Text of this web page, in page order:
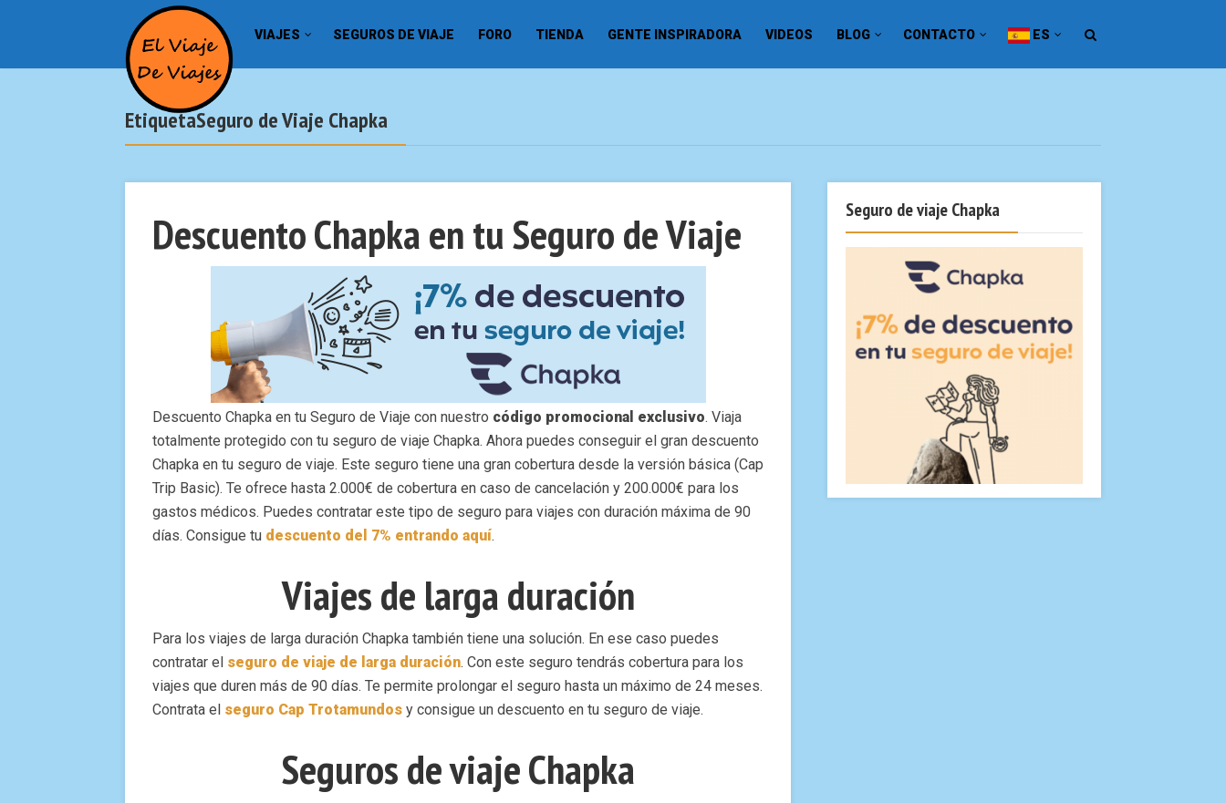
VIAJES SEGUROS DE VIAJE FORO TIENDA GENTE INSPIRADORA VIDEOS BLOG CONTACTO ES
EtiquetaSeguro de Viaje Chapka
Descuento Chapka en tu Seguro de Viaje
Descuento Chapka en tu Seguro de Viaje con nuestro código promocional exclusivo. Viaja
totalmente protegido con tu seguro de viaje Chapka. Ahora puedes conseguir el gran descuento
Chapka en tu seguro de viaje. Este seguro tiene una gran cobertura desde la versión básica (Cap
Trip Basic). Te ofrece hasta 2.000€ de cobertura en caso de cancelación y 200.000€ para los
gastos médicos. Puedes contratar este tipo de seguro para viajes con duración máxima de 90
días. Consigue tu descuento del 7% entrando aquí.
Viajes de larga duración
Para los viajes de larga duración Chapka también tiene una solución. En ese caso puedes
contratar el seguro de viaje de larga duración. Con este seguro tendrás cobertura para los
viajes que duren más de 90 días. Te permite prolongar el seguro hasta un máximo de 24 meses.
Contrata el seguro Cap Trotamundos y consigue un descuento en tu seguro de viaje.
Seguros de viaje Chapka
Seguro de viaje Chapka